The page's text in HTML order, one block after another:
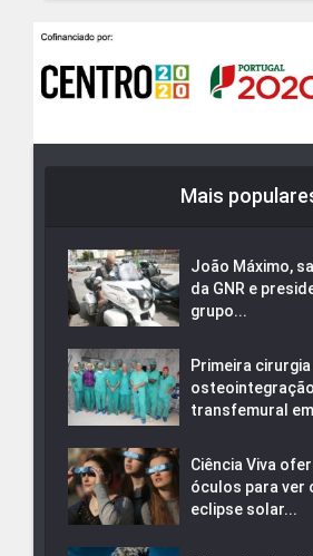
Mais
João Máximo,
da GNR e
grupo...
Primeira
osteointegração
transfemural
Ciência Viva
óculos para ver
eclipse solar...